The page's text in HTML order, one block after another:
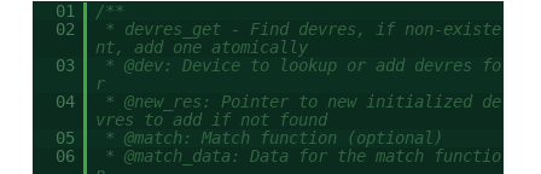
01
/**
02
* devres_get - Find devres, if non-existe
nt, add one atomically
03
* @dev: Device to lookup or add devres fo
r
04
* @new_res: Pointer to new initialized de
vres to add if not found
05
* @match: Match function (optional)
06
* @match_data: Data for the match functio